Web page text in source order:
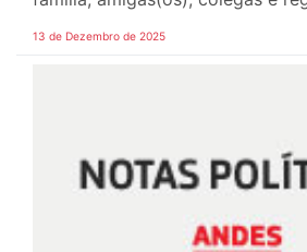
13 de Dezembro de 2025